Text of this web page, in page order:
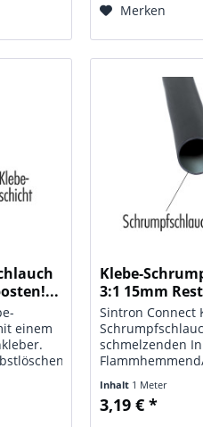
mm /
Farbe: blau;
Merken
einem
Klebe-
3:1 15mm
Nur...
Sintron Connect
schmelzenden
Basispreis 1 m.
Daten: Typ: Klebe-
Inhalt 1 Meter
3,19 € *